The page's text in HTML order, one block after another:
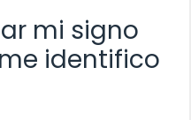
mi signo
identifico